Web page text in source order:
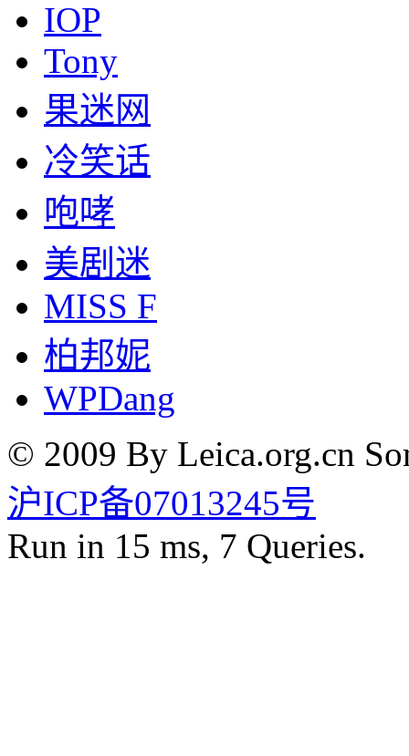
IOP
Tony
果迷网
冷笑话
咆哮
美剧迷
MISS F
柏邦妮
WPDang
© 2009 By Leica.org.cn
沪ICP备07013245号
Run in 15 ms, 7 Queries.